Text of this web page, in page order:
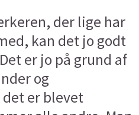
der lige har
kan det jo godt
er jo på grund af
og
er blevet